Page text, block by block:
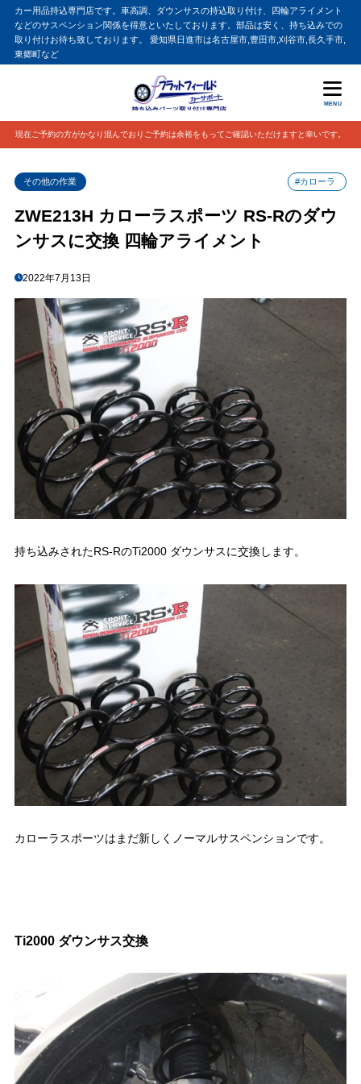
カー用品持込専門店です。車高調、ダウンサスの持込取り付け、四輪アライメント
などのサスペンション関係を得意といたしております。部品は安く、持ち込みでの
取り付けお待ち致しております。 愛知県日進市は名古屋市,豊田市,刈谷市,長久手市,
東郷町など
MENU
現在ご予約の方がかなり混んでおりご予約は余裕をもってご確認いただけますと幸いです。
その他の作業 #カローラ
ZWE213H カローラスポーツ RS-Rのダウ
ンサスに交換 四輪アライメント
2022年7月13日
持ち込みされたRS-RのTi2000 ダウンサスに交換します。
カローラスポーツはまだ新しくノーマルサスペンションです。
Ti2000 ダウンサス交換